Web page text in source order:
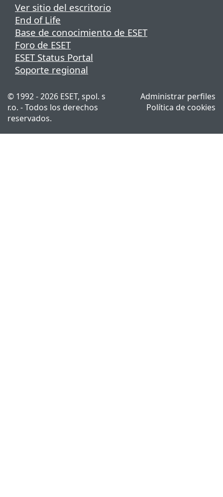
Ver sitio del escritorio
End of Life
Base de conocimiento de ESET
Foro de ESET
ESET Status Portal
Soporte regional
© 1992 - 2026 ESET, spol. s
r.o. - Todos los derechos
reservados.
Administrar perfiles
Política de cookies